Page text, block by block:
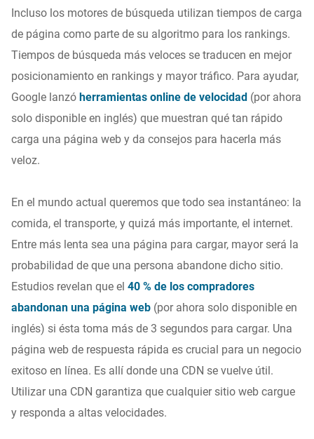
Incluso los motores de búsqueda utilizan tiempos de carga
de página como parte de su algoritmo para los rankings.
Tiempos de búsqueda más veloces se traducen en mejor
posicionamiento en rankings y mayor tráfico. Para ayudar,
Google lanzó herramientas online de velocidad (por ahora
solo disponible en inglés) que muestran qué tan rápido
carga una página web y da consejos para hacerla más
veloz.
En el mundo actual queremos que todo sea instantáneo: la
comida, el transporte, y quizá más importante, el internet.
Entre más lenta sea una página para cargar, mayor será la
probabilidad de que una persona abandone dicho sitio.
Estudios revelan que el 40 % de los compradores
abandonan una página web (por ahora solo disponible en
inglés) si ésta toma más de 3 segundos para cargar. Una
página web de respuesta rápida es crucial para un negocio
exitoso en línea. Es allí donde una CDN se vuelve útil.
Utilizar una CDN garantiza que cualquier sitio web cargue
y responda a altas velocidades.